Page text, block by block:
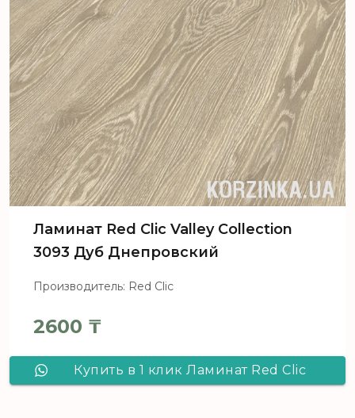
Ламинат Red Clic Valley Collection
3093 Дуб Днепровский
Производитель: Red Clic
2600 ₸
Купить в 1 клик Ламинат Red Clic